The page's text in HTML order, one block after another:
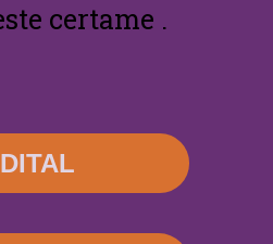
certame .